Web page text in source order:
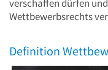
verschaffen dürfen
Wettbewerbsrechts
Definition